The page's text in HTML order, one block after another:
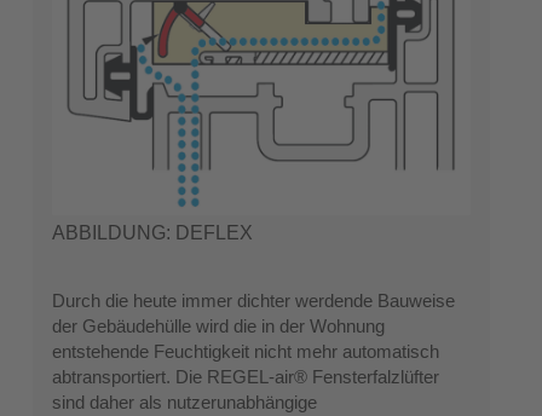
ABBILDUNG: DEFLEX
Durch die heute immer dichter werdende Bauweise
der Gebäudehülle wird die in der Wohnung
entstehende Feuchtigkeit nicht mehr automatisch
abtransportiert. Die REGEL-air® Fensterfalzlüfter
sind daher als nutzerunabhängige